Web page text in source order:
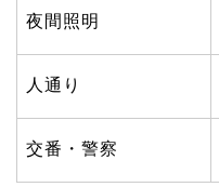
夜間照明
人通り
交番・警察